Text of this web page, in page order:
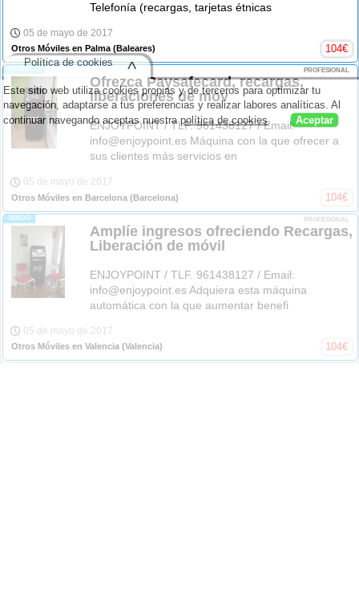
Telefonía (recargas, tarjetas étnicas
05 de mayo de 2017
Otros Móviles en Palma(Baleares) 104€
-OFREZCO- PROFESIONAL
Ofrezca Paysafecard, recargas,
liberaciones de móv
ENJOYPOINT / TLF. 961438127 / Email:
info@enjoypoint.es Máquina con la que ofrecer a
sus clientes más servicios en
05 de mayo de 2017
Otros Móviles en Barcelona (Barcelona) 104€
-VENDO- PROFESIONAL
Amplíe ingresos ofreciendo Recargas,
Liberación de móvil
ENJOYPOINT / TLF. 961438127 / Email:
info@enjoypoint.es Adquiera esta máquina
automática con la que aumentar benefi
05 de mayo de 2017
Otros Móviles en Valencia (Valencia) 104€
Este sitio web utiliza cookies propias y de terceros para optimizar tu
navegación, adaptarse a tus preferencias y realizar labores analíticas. Al
continuar navegando aceptas nuestrapolítica de cookies. Aceptar
Política de cookies ^